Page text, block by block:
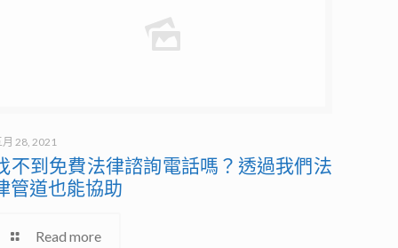
月 28, 2021
不到免費法律諮詢電話嗎？透過我們法
管道也能協助
Read more